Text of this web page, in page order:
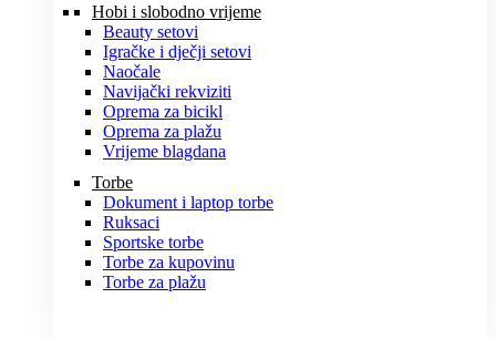
Hobi i slobodno vrijeme
Beauty setovi
Igračke i dječji setovi
Naočale
Navijački rekviziti
Oprema za bicikl
Oprema za plažu
Vrijeme blagdana
Torbe
Dokument i laptop torbe
Ruksaci
Sportske torbe
Torbe za kupovinu
Torbe za plažu